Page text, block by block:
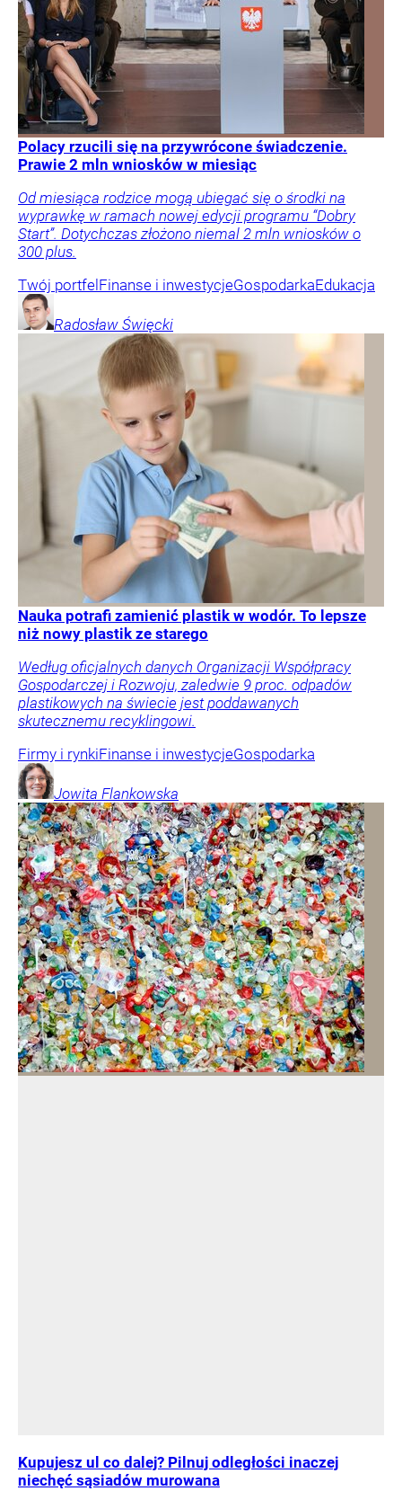
Polacy rzucili się na przywrócone świadczenie.
Prawie 2 mln wniosków w miesiąc
Od miesiąca rodzice mogą ubiegać się o środki na
wyprawkę w ramach nowej edycji programu “Dobry
Start”. Dotychczas złożono niemal 2 mln wniosków o
300 plus.
Twój portfel Finanse i inwestycjeGospodarkaEdukacja
Radosław Święcki
Nauka potrafi zamienić plastik w wodór. To lepsze
niż nowy plastik ze starego
Według oficjalnych danych Organizacji Współpracy
Gospodarczej i Rozwoju, zaledwie 9 proc. odpadów
plastikowych na świecie jest poddawanych
skutecznemu recyklingowi.
Firmy i rynkiFinanse i inwestycjeGospodarka
Jowita Flankowska
Kupujesz ul co dalej? Pilnuj odległości inaczej
niechęć sąsiadów murowana